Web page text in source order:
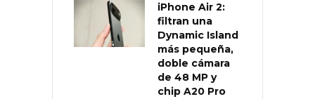
iPhone Air 2:
filtran una
Dynamic Island
más pequeña,
doble cámara
de 48 MP y
chip A20 Pro